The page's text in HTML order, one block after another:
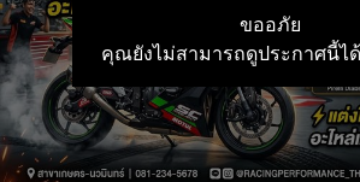
ขออภัย
คุณยังไม่สามารถดูประกาศนี้